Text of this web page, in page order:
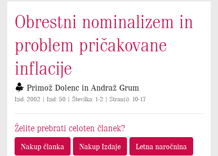
Obrestni nominalizem in
problem pričakovane
inflacije
Primož Dolenc in Andraž Grum
Izid: 2002 | Izid: 50 | Številka: 1-2 | Stran(i): 10-17
Želite prebrati celoten članek?
Nakup članka Nakup Izdaje Letna naročnina